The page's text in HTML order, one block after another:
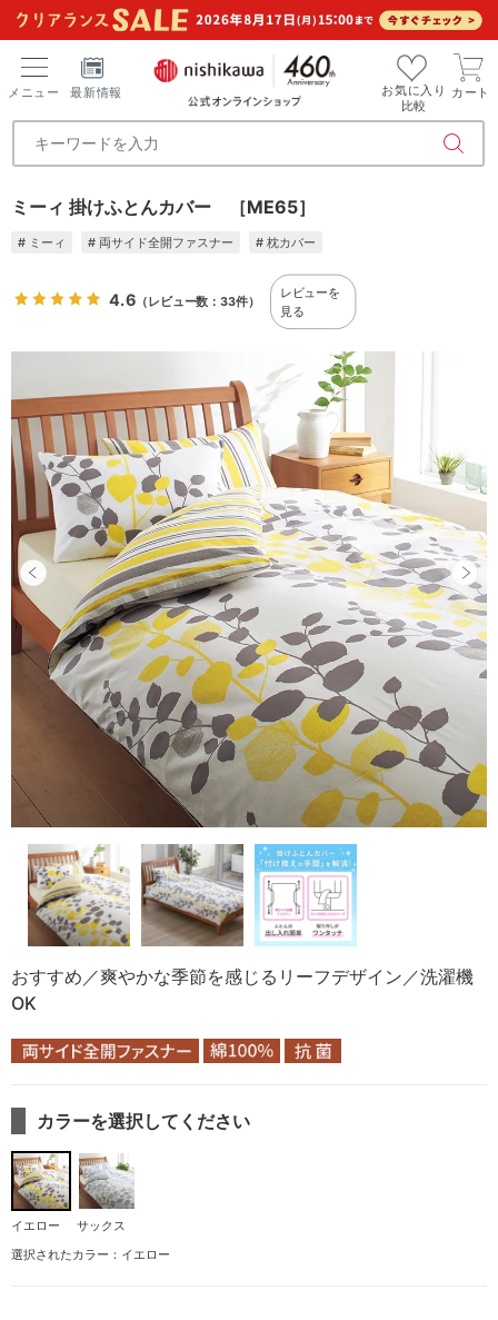
メニュー 最新情報
お気に入り
比較
カート
ミーィ 掛けふとんカバー ［ME65］
# ミーィ # 両サイド全開ファスナー # 枕カバー
4.6 （レビュー数：33件）
レビューを
見る
おすすめ／爽やかな季節を感じるリーフデザイン／洗濯機
OK
カラーを選択してください
イエロー
サックス
選択されたカラー：イエロー